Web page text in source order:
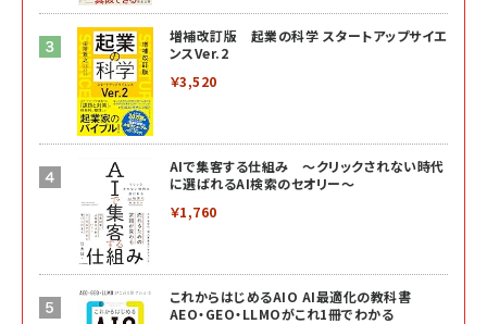
増補改訂版 起業の科学 スタートアップサイエ
ンスVer.2
￥3,520
AIで集客する仕組み ～クリックされない時代
に選ばれるAI検索のセオリー～
￥1,760
これからはじめるAIO AI最適化の教科書
AEO・GEO・LLMOがこれ1冊でわかる